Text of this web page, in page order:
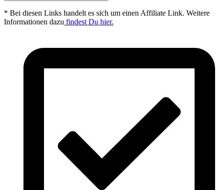
* Bei diesen Links handelt es sich um einen Affiliate Link. Weitere
Informationen dazu findest Du hier.